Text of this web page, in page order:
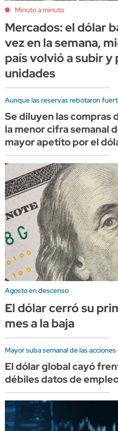
Minuto a minuto
Mercados: el dólar
vez en la semana,
país volvió a subir
unidades
Aunque las reservas rebotaron
Se diluyen las compras
la menor cifra semanal
mayor apetito por el
Agosto en descenso
El dólar cerró su
mes a la baja
Mayor suba semanal de las
El dólar global cayó
débiles datos de